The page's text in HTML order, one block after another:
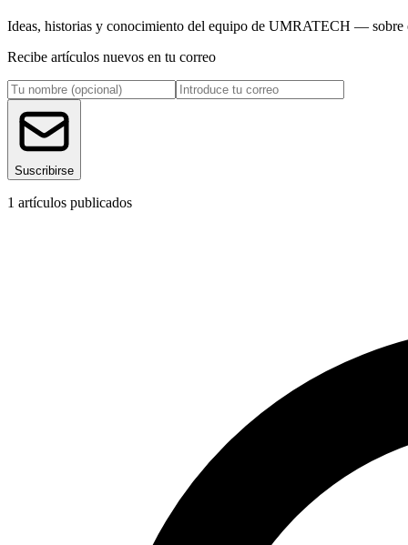
Ideas, historias y conocimiento del equipo de UMRATECH — sobre
Recibe artículos nuevos en tu correo
Suscribirse
1 artículos publicados